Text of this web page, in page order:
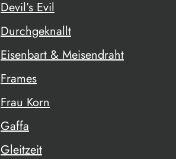
Devil’s Evil
Durchgeknallt
Eisenbart & Meisendraht
Frames
Frau Korn
Gaffa
Gleitzeit